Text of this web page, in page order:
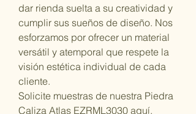
dar rienda suelta a su creatividad y
cumplir sus sueños de diseño. Nos
esforzamos por ofrecer un material
versátil y atemporal que respete la
visión estética individual de cada
cliente.
Solicite muestras de nuestra Piedra
Caliza Atlas EZRML3030 aquí.